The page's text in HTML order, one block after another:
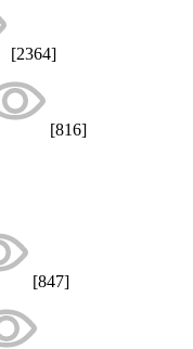
[2364]
[816]
[847]